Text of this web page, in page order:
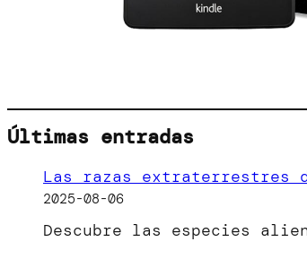
Últimas entradas
Las razas extraterrestres
2025-08-06
Descubre las especies